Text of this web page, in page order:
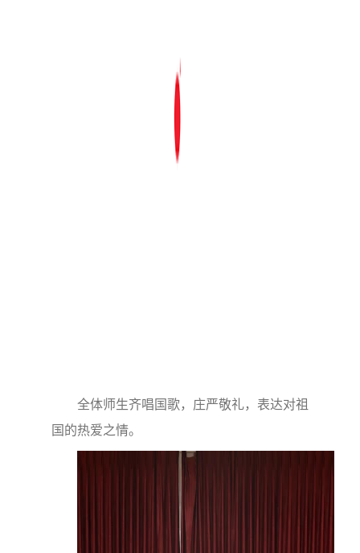
全体师生齐唱国歌，庄严敬礼，表达对祖
国的热爱之情。